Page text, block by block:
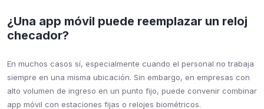
¿Una app móvil puede reemplazar un reloj
checador?
En muchos casos sí, especialmente cuando el personal no trabaja
siempre en una misma ubicación. Sin embargo, en empresas con
alto volumen de ingreso en un punto fijo, puede convenir combinar
app móvil con estaciones fijas o relojes biométricos.